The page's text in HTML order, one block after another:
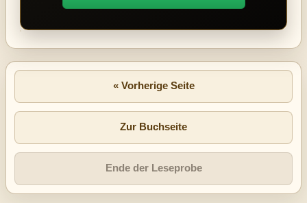
« Vorherige Seite
Zur Buchseite
Ende der Leseprobe